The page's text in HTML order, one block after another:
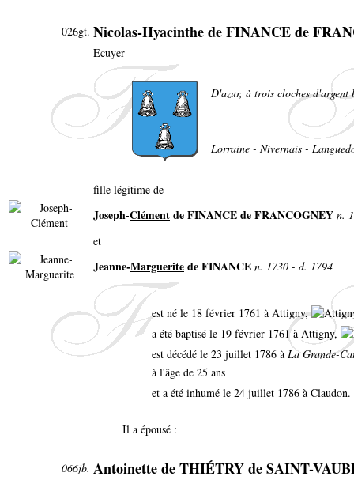
026gt. Nicolas-Hyacinthe de FINANCE de
Ecuyer
D'azur, à trois cloches d'argent
Lorraine - Nivernais -
fille légitime de
Joseph-Clémentde FINANCE de FRANCOGNEY n.
et
Jeanne-Margueritede FINANCE n. 1730 - d. 1794
est né le 18 février 1761 à Attigny,
a été baptisé le 19 février 1761 à Attigny,
est décédé le 23 juillet 1786 à La Grande-
à l'âge de 25 ans
et a été inhumé le 24 juillet 1786 à Claudon.
Il a épousé :
066jb. Antoinette de THIÉTRY de SAINT-